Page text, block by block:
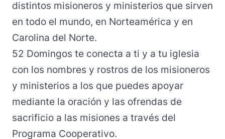
distintos misioneros y ministerios que sirven
en todo el mundo, en Norteamérica y en
Carolina del Norte.
52 Domingos te conecta a ti y a tu iglesia
con los nombres y rostros de los misioneros
y ministerios a los que puedes apoyar
mediante la oración y las ofrendas de
sacrificio a las misiones a través del
Programa Cooperativo.